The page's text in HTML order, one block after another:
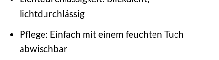
lichtdurchlässig
Pflege: Einfach mit einem feuchten Tuch
abwischbar